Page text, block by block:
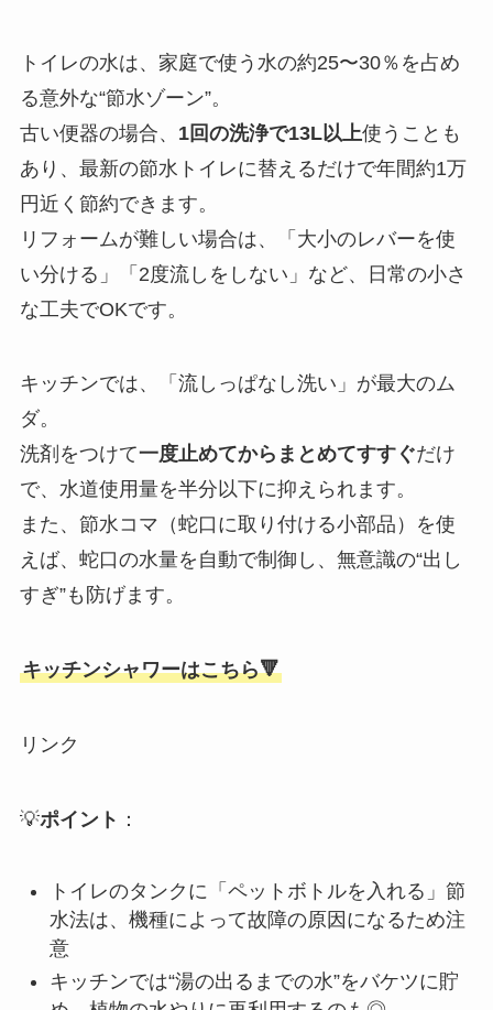
トイレの水は、家庭で使う水の約25〜30％を占め
る意外な“節水ゾーン”。
古い便器の場合、 1回の洗浄で13L以上使うことも
あり、最新の節水トイレに替えるだけで年間約1万
円近く節約できます。
リフォームが難しい場合は、「大小のレバーを使
い分ける」「2度流しをしない」など、日常の小さ
な工夫でOKです。
キッチンでは、「流しっぱなし洗い」が最大のム
ダ。
洗剤をつけて一度止めてからまとめてすすぐだけ
で、水道使用量を半分以下に抑えられます。
また、節水コマ（蛇口に取り付ける小部品）を使
えば、蛇口の水量を自動で制御し、無意識の“出し
すぎ”も防げます。
キッチンシャワーはこちら🔻
リンク
💡ポイント ：
トイレのタンクに「ペットボトルを入れる」節
水法は、機種によって故障の原因になるため注
意
キッチンでは“湯の出るまでの水”をバケツに貯